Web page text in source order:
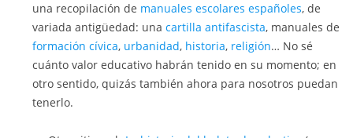
una recopilación de manuales escolares españoles, de
variada antigüedad: una cartilla antifascista, manuales de
formación cívica, urbanidad, historia, religión… No sé
cuánto valor educativo habrán tenido en su momento; en
otro sentido, quizás también ahora para nosotros puedan
tenerlo.